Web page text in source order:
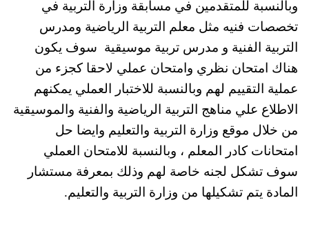
وبالنسبة للمتقدمين في مسابقة وزارة التربية في
تخصصات فنيه مثل معلم التربية الرياضية ومدرس
التربية الفنية و مدرس تربية موسيقية سوف يكون
هناك امتحان نظري وامتحان عملي لاحقا كجزء من
عملية التقييم لهم وبالنسبة للاختبار العملي يمكنهم
الاطلاع علي مناهج التربية الرياضية والفنية والموسيقية
من خلال موقع وزارة التربية والتعليم وايضا حل
امتحانات كادر المعلم ، وبالنسبة للامتحان العملي
سوف تشكل لجنه خاصة لهم وذلك بمعرفة مستشار
المادة يتم تشكيلها من وزارة التربية والتعليم.